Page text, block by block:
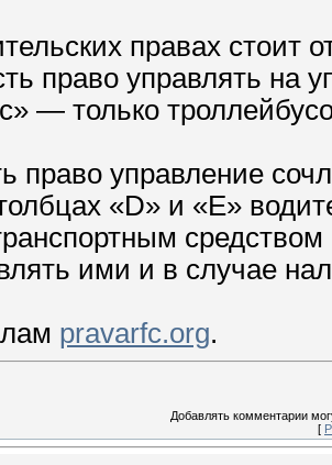
правах стоит
право управлять на
— только
право управление
«D» и «Е»
ими и в случае
pravarfc.org.
Добавлять комментарии
[